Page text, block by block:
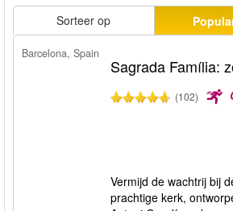
Sorteer op
Barcelona, Spain
Sagrada Família:
(102)
Vermijd de wachtrij bij
prachtige kerk,